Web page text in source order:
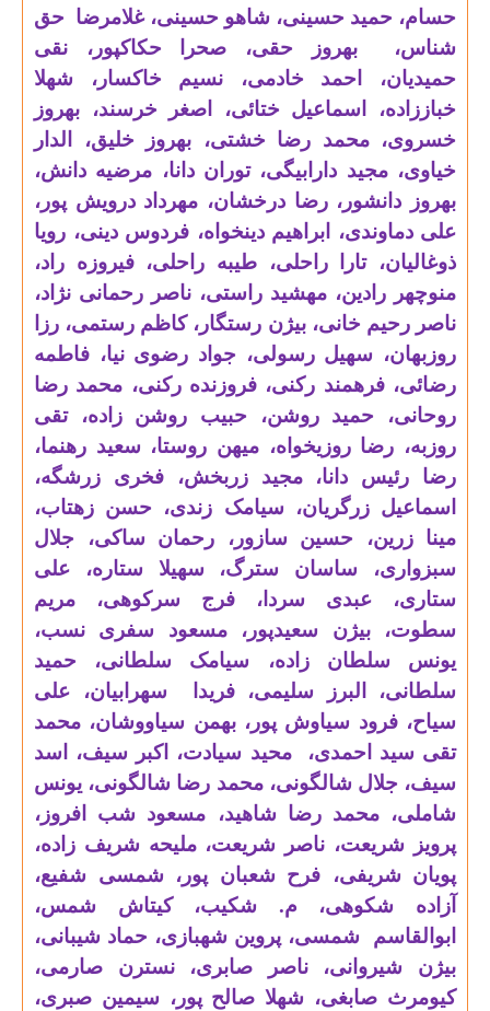
حسام، حمید حسینی، شاهو حسینی، غلامرضا حق
شناس، بهروز حقی، صحرا حکاکپور، نقی
حمیدیان، احمد خادمی، نسیم خاکسار، شهلا
خباززاده، اسماعیل ختائی، اصغر خرسند، بهروز
خسروی، محمد رضا خشتی، بهروز خلیق، الدار
خیاوی، مجید دارابیگی، توران دانا، مرضیه دانش،
بهروز دانشور، رضا درخشان، مهرداد درویش پور،
علی دماوندی، ابراهیم دینخواه، فردوس دینی، رویا
ذوغالیان، تارا راحلی، طیبه راحلی، فیروزه راد،
منوچهر رادین، مهشید راستی، ناصر رحمانی نژاد،
ناصر رحیم خانی، بیژن رستگار، کاظم رستمی، رزا
روزبهان، سهیل رسولی، جواد رضوی نیا، فاطمه
رضائی، فرهمند رکنی، فروزنده رکنی، محمد رضا
روحانی، حمید روشن، حبیب روشن زاده، تقی
روزبه، رضا روزیخواه، میهن روستا، سعید رهنما،
رضا رئیس دانا، مجید زربخش، فخری زرشگه،
اسماعیل زرگریان، سیامک زندی، حسن زهتاب،
مینا زرین، حسین سازور، رحمان ساکی، جلال
سبزواری، ساسان سترگ، سهیلا ستاره، علی
ستاری، عبدی سردا، فرج سرکوهی، مریم
سطوت، بیژن سعیدپور، مسعود سفری نسب،
یونس سلطان زاده، سیامک سلطانی، حمید
سلطانی، البرز سلیمی، فریدا سهرابیان، علی
سیاح، فرود سیاوش پور، بهمن سیاووشان، محمد
تقی سید احمدی، محید سیادت، اکبر سیف، اسد
سیف، جلال شالگونی، محمد رضا شالگونی، یونس
شاملی، محمد رضا شاهید، مسعود شب افروز،
پرویز شریعت، ناصر شریعت، ملیحه شریف زاده،
پویان شریفی، فرح شعبان پور، شمسی شفیع،
آزاده شکوهی، م. شکیب، کیتاش شمس،
ابوالقاسم شمسی، پروین شهبازی، حماد شیبانی،
بیژن شیروانی، ناصر صابری، نسترن صارمی،
کیومرث صابغی، شهلا صالح پور، سیمین صبری،